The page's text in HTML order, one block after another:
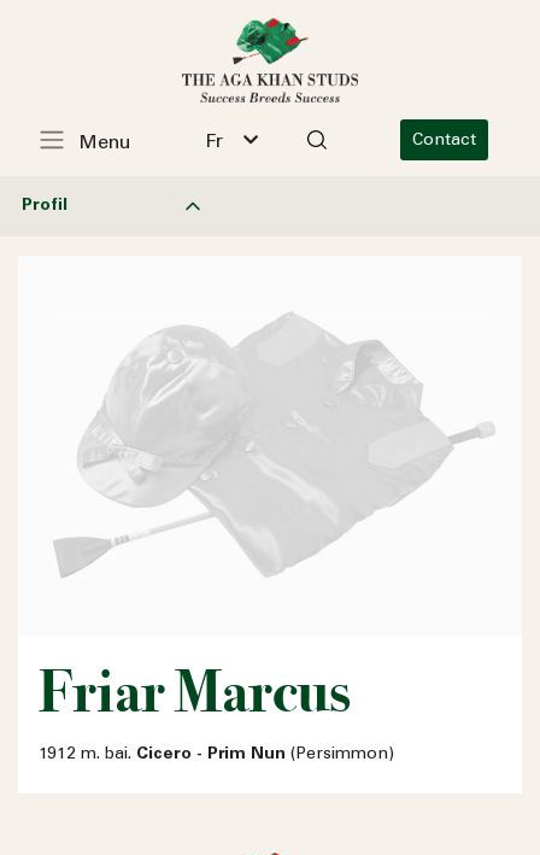
Fr Contact
Menu
Profil
Friar Marcus
1912 m. bai. Cicero - Prim Nun (Persimmon)